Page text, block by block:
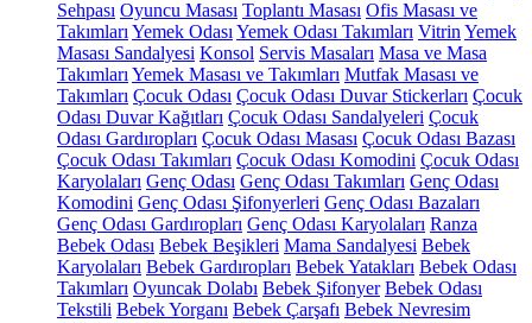
Sehpası Oyuncu Masası Toplantı Masası Ofis Masası ve
Takımları Yemek Odası Yemek Odası Takımları Vitrin Yemek
Masası Sandalyesi Konsol Servis Masaları Masa ve Masa
Takımları Yemek Masası ve Takımları Mutfak Masası ve
Takımları Çocuk Odası Çocuk Odası Duvar Stickerları Çocuk
Odası Duvar Kağıtları Çocuk Odası Sandalyeleri Çocuk
Odası Gardıropları Çocuk Odası Masası Çocuk Odası Bazası
Çocuk Odası Takımları Çocuk Odası Komodini Çocuk Odası
Karyolaları Genç Odası Genç Odası Takımları Genç Odası
Komodini Genç Odası Şifonyerleri Genç Odası Bazaları
Genç Odası Gardıropları Genç Odası Karyolaları Ranza
Bebek Odası Bebek Beşikleri Mama Sandalyesi Bebek
Karyolaları Bebek Gardıropları Bebek Yatakları Bebek Odası
Takımları Oyuncak Dolabı Bebek Şifonyer Bebek Odası
Tekstili Bebek Yorganı Bebek Çarşafı Bebek Nevresim